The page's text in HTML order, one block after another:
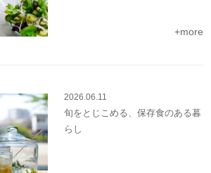
+more
2026.06.11
旬をとじこめる、保存食のある暮
らし